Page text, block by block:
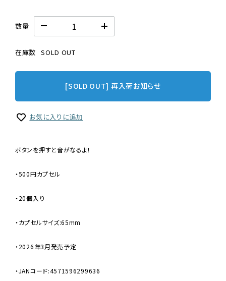
数量
在庫数 SOLD OUT
[SOLD OUT] 再入荷お知らせ
お気に入りに追加
ボタンを押すと音がなるよ！
・500円カプセル
・20個入り
・カプセルサイズ:65mm
・2026年3月発売予定
・JANコード:4571596299636